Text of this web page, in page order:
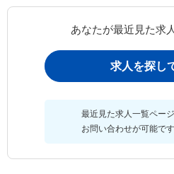
あなたが最近見た求
求人を探し
最近見た求人一覧ページ
お問い合わせが可能です